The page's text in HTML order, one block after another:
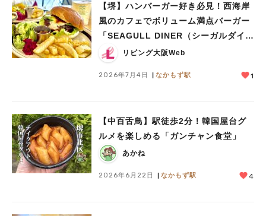
【堺】ハンバーガー好き必見！西海岸
風のカフェでボリューム満点バーガー
「SEAGULL DINER（シーガルダイナ
ー）」リビング大阪Web
2026年7月4日 なかもず駅 1
【中百舌鳥】駅徒歩2分！韓国屋台グ
ルメを楽しめる「ガンチャン食堂」
あかね
2026年6月22日 なかもず駅 4